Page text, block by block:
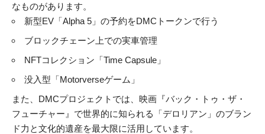
なものがあります。
新型EV「Alpha 5」の予約をDMCトークンで行う
ブロックチェーン上での実車管理
NFTコレクション「Time Capsule」
没入型「Motorverseゲーム」
また、DMCプロジェクトでは、映画『バック・トゥ・ザ・
フューチャー』で世界的に知られる「デロリアン」のブラン
ド力と文化的遺産を最大限に活用しています。